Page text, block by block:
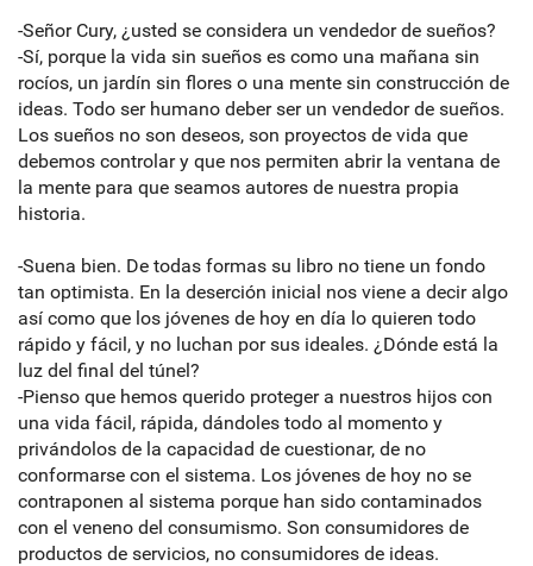
-Señor Cury, ¿usted se considera un vendedor de sueños?
-Sí, porque la vida sin sueños es como una mañana sin
rocíos, un jardín sin flores o una mente sin construcción de
ideas. Todo ser humano deber ser un vendedor de sueños.
Los sueños no son deseos, son proyectos de vida que
debemos controlar y que nos permiten abrir la ventana de
la mente para que seamos autores de nuestra propia
historia.
-Suena bien. De todas formas su libro no tiene un fondo
tan optimista. En la deserción inicial nos viene a decir algo
así como que los jóvenes de hoy en día lo quieren todo
rápido y fácil, y no luchan por sus ideales. ¿Dónde está la
luz del final del túnel?
-Pienso que hemos querido proteger a nuestros hijos con
una vida fácil, rápida, dándoles todo al momento y
privándolos de la capacidad de cuestionar, de no
conformarse con el sistema. Los jóvenes de hoy no se
contraponen al sistema porque han sido contaminados
con el veneno del consumismo. Son consumidores de
productos de servicios, no consumidores de ideas.